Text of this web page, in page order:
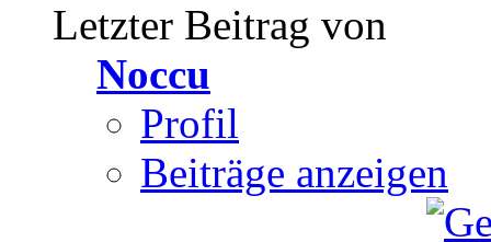
Letzter Beitrag von
Noccu
Profil
Beiträge anzeigen